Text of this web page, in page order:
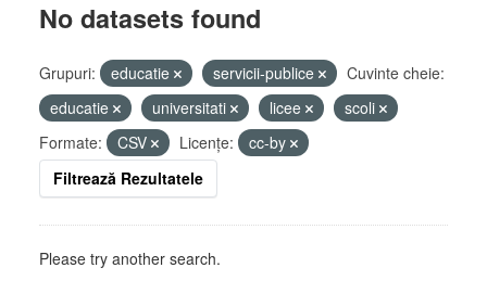
No datasets found
Grupuri: educatie servicii-publice
Cuvinte cheie:
educatie
universitati licee
scoli
Formate:
CSV Licenţe:
cc-by
Filtrează Rezultatele
Please try another search.